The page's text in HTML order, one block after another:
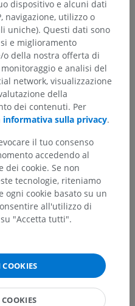
reticolaredel ponte
orizzontale e la
coordina i movimenti
sguardo. Queste regioni si
facilitando i
Si connettono inoltre con il
reticolo-spinali
e i movimenti del collo
incorretta? SEGNALA
formation and limbic system’, in
Reticular Formation.
[Internet]. Treasure Island (FL):
from:
NBK556102/
dispositivo e alcuni dati
navigazione, utilizzo o
uniche). Questi dati sono
e miglioramento
della nostra offerta di
e analisi del
network, visualizzazione
della
dei contenuti. Per
informativa sulla privacy.
il tuo consenso
accedendo al
dei cookie. Se non
tecnologie, riteniamo
ogni cookie basato su un
all'utilizzo di
"Accetta tutti".